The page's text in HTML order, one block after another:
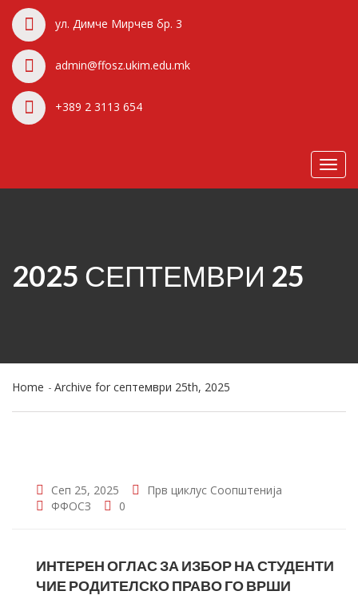
ул. Димче Мирчев бр. 3
admin@ffosz.ukim.edu.mk
+389 2 3113 654
2025 СЕПТЕМВРИ 25
Home Archive for септември 25th, 2025
Сеп 25, 2025 Прв циклус Соопштенија
ФФОСЗ
0
ИНТЕРЕН ОГЛАС ЗА ИЗБОР НА СТУДЕНТИ
ЧИЕ РОДИТЕЛСКО ПРАВО ГО ВРШИ